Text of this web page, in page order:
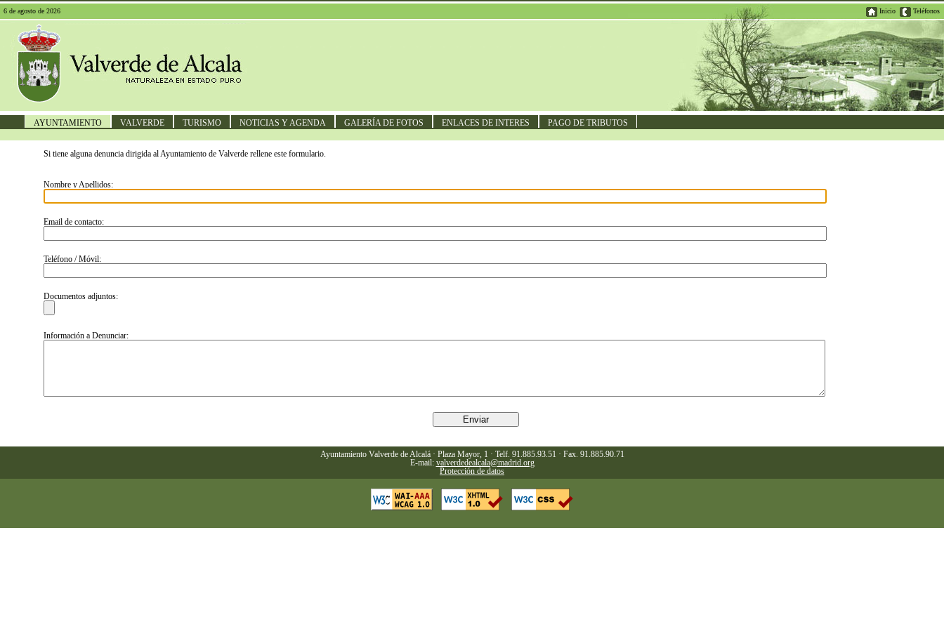
6 de agosto de 2026 Inicio Teléfonos
AYUNTAMIENTO VALVERDE TURISMO NOTICIAS Y AGENDA GALERÍA DE FOTOS ENLACES DE INTERES PAGO DE TRIBUTOS
Si tiene alguna denuncia dirigida al Ayuntamiento de Valverde rellene este formulario.
Nombre y Apellidos:
Email de contacto:
Teléfono / Móvil:
Documentos adjuntos:
Información a Denunciar:
Ayuntamiento Valverde de Alcalá · Plaza Mayor, 1 · Telf. 91.885.93.51 · Fax. 91.885.90.71
E-mail: valverdedealcala@madrid.org
Protección de datos